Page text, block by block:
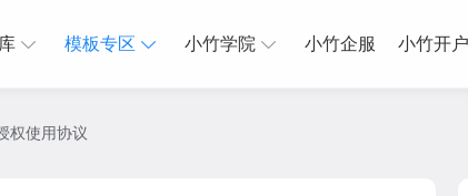
模板专区 小竹学院 小竹企服 小竹开户
权使用协议